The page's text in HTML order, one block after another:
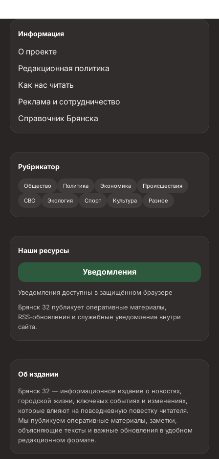
Информация
О проекте
Редакционная политика
Как нас читать
Реклама и сотрудничество
Справочник Брянска
Рубрикатор
Общество Политика Экономика Происшествия
СВО Экология Спорт Культура Разное
Наши ресурсы
Уведомления
Уведомления доступны в защищённом браузере
Брянск 32 публикует оперативные материалы,
RSS‑обновления и служебные уведомления внутри
сайта.
Об издании
Брянск 32 — информационное издание о новостях,
городской жизни, ключевых событиях и изменениях,
которые влияют на повседневную повестку читателя.
Мы публикуем оперативные материалы, заметки,
объясняющие тексты и важные обновления в удобном
редакционном формате.